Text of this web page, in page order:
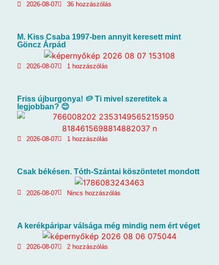
2026-08-07 36 hozzászólás
M. Kiss Csaba 1997-ben annyit keresett mint
Göncz Árpád
2026-08-07 1 hozzászólás
Friss újburgonya! 🥔 Ti mivel szeretitek a
legjobban? 😊
2026-08-07 1 hozzászólás
Csak békésen. Tóth-Szántai köszöntetet mondott
2026-08-07 Nincs hozzászólás
A kerékpáripar válsága még mindig nem ért véget
2026-08-07 2 hozzászólás